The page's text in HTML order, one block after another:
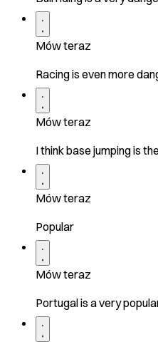
Mów teraz
Racing is even more
Mów teraz
I think base jumping is
Mów teraz
Popular
Mów teraz
Portugal is a very